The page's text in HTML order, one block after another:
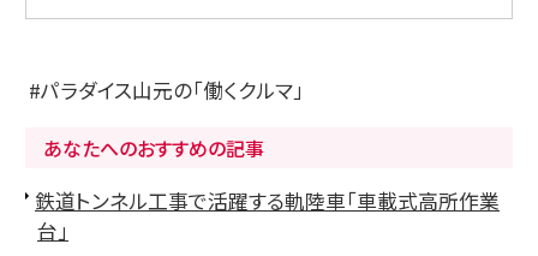
パラダイス山元の「働くクルマ」
あなたへのおすすめの記事
鉄道トンネル工事で活躍する軌陸車「車載式高所作業
台」